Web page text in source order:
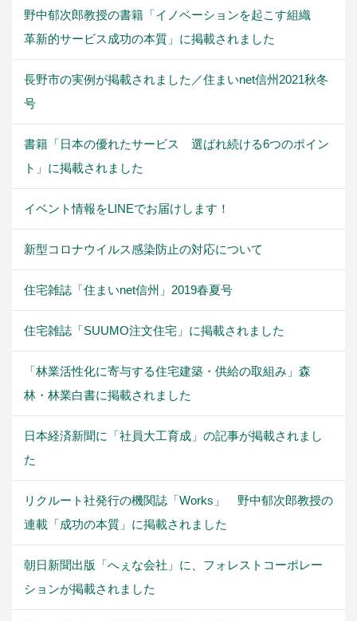
野中郁次郎教授の書籍「イノベーションを起こす組織
革新的サービス成功の本質」に掲載されました
長野市の実例が掲載されました／住まいnet信州2021秋冬
号
書籍「日本の優れたサービス 選ばれ続ける6つのポイン
ト」に掲載されました
イベント情報をLINEでお届けします！
新型コロナウイルス感染防止の対応について
住宅雑誌「住まいnet信州」2019春夏号
住宅雑誌「SUUMO注文住宅」に掲載されました
「林業活性化に寄与する住宅建築・供給の取組み」森
林・林業白書に掲載されました
日本経済新聞に「社員大工育成」の記事が掲載されまし
た
リクルート社発行の機関誌「Works」 野中郁次郎教授の
連載「成功の本質」に掲載されました
朝日新聞出版「へぇな会社」に、フォレストコーポレー
ションが掲載されました